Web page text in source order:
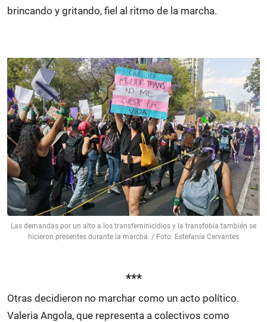
brincando y gritando, fiel al ritmo de la marcha.
Las demandas por un alto a los transfeminicidios y la transfobia también se
hicieron presentes durante la marcha. / Foto: Estefanía Cervantes
***
Otras decidieron no marchar como un acto político.
Valeria Angola, que representa a colectivos como